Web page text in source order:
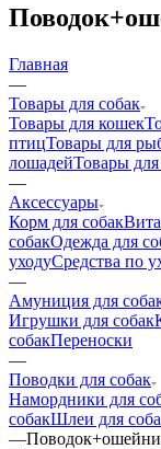
Главная
—
Товары для собак
Товары для кошек
птицТовары для
лошадейТовары
—
Аксессуары
Корм для собак
собакОдежда для
уходуСредства по
—
Амуниция для
Игрушки для собак
собакПереноски
—
Поводки для собак
Намордники для
собакШлеи для
—